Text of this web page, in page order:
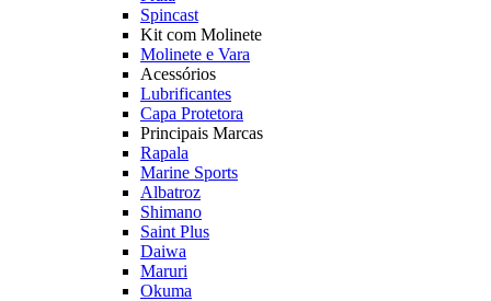
Spincast
Kit com Molinete
Molinete e Vara
Acessórios
Lubrificantes
Capa Protetora
Principais Marcas
Rapala
Marine Sports
Albatroz
Shimano
Saint Plus
Daiwa
Maruri
Okuma